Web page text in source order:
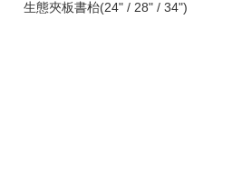
生態夾板書枱(24" / 28" / 34")